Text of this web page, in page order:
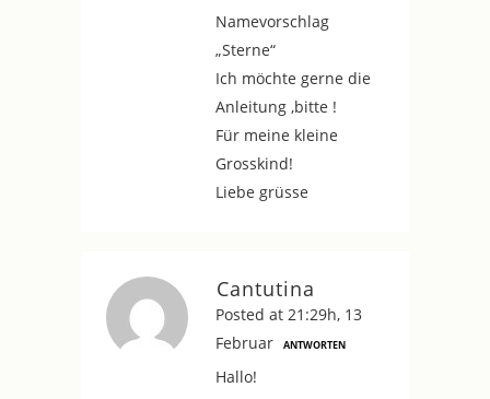
Namevorschlag
„Sterne“
Ich möchte gerne die
Anleitung ,bitte !
Für meine kleine
Grosskind!
Liebe grüsse
Cantutina
Posted at 21:29h, 13
Februar
ANTWORTEN
Hallo!